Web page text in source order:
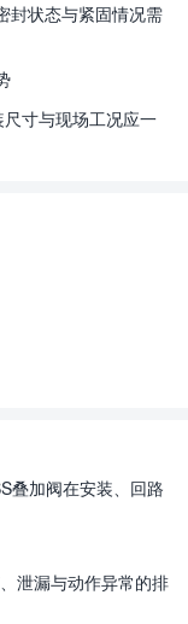
封状态与紧固情况需
寸与现场工况应一
叠加阀在安装、回路
泄漏与动作异常的排